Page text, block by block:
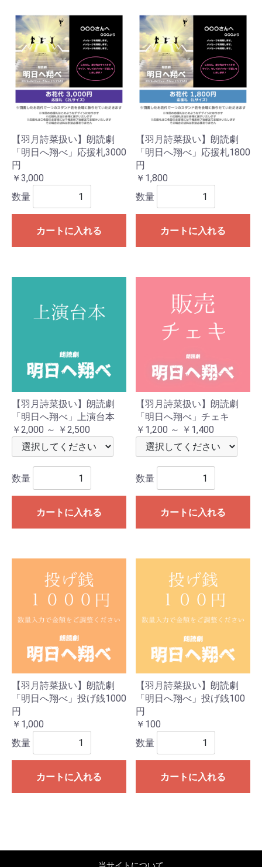
【羽月詩菜扱い】朗読劇
「明日へ翔べ」応援札3000
円
￥3,000
数量
カートに入れる
【羽月詩菜扱い】朗読劇
「明日へ翔べ」応援札1800
円
￥1,800
数量
カートに入れる
【羽月詩菜扱い】朗読劇
「明日へ翔べ」上演台本
￥2,000 ～ ￥2,500
数量
カートに入れる
【羽月詩菜扱い】朗読劇
「明日へ翔べ」チェキ
￥1,200 ～ ￥1,400
数量
カートに入れる
【羽月詩菜扱い】朗読劇
「明日へ翔べ」投げ銭1000
円
￥1,000
数量
カートに入れる
【羽月詩菜扱い】朗読劇
「明日へ翔べ」投げ銭100
円
￥100
数量
カートに入れる